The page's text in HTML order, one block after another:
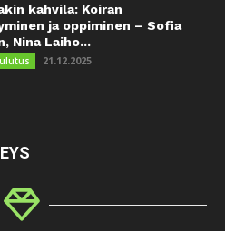
kahvila: Koiran
ja oppiminen – Sofia
Nina Laiho...
21.12.2025